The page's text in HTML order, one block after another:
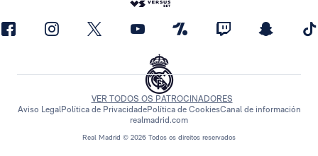
Real Madrid © 2026 Todos os direitos reservados
VER TODOS OS PATROCINADORES
Aviso LegalPolítica de PrivacidadePolítica de CookiesCanal de información
realmadrid.com